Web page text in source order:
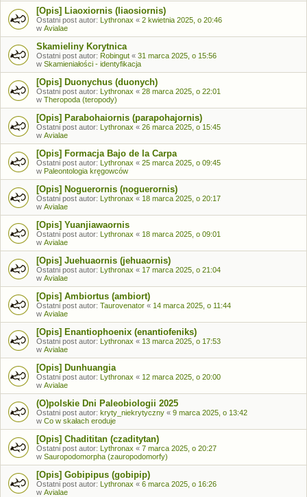
[Opis] Liaoxiornis (liaosiornis)
Ostatni post autor: Lythronax « 2 kwietnia 2025, o 20:46
w Avialae
Skamieliny Korytnica
Ostatni post autor: Robingut « 31 marca 2025, o 15:56
w Skamieniałości - identyfikacja
[Opis] Duonychus (duonych)
Ostatni post autor: Lythronax « 28 marca 2025, o 22:01
w Theropoda (teropody)
[Opis] Parabohaiornis (parapohajornis)
Ostatni post autor: Lythronax « 26 marca 2025, o 15:45
w Avialae
[Opis] Formacja Bajo de la Carpa
Ostatni post autor: Lythronax « 25 marca 2025, o 09:45
w Paleontologia kręgowców
[Opis] Noguerornis (noguerornis)
Ostatni post autor: Lythronax « 18 marca 2025, o 20:17
w Avialae
[Opis] Yuanjiawaornis
Ostatni post autor: Lythronax « 18 marca 2025, o 09:01
w Avialae
[Opis] Juehuaornis (jehuaornis)
Ostatni post autor: Lythronax « 17 marca 2025, o 21:04
w Avialae
[Opis] Ambiortus (ambiort)
Ostatni post autor: Taurovenator « 14 marca 2025, o 11:44
w Avialae
[Opis] Enantiophoenix (enantiofeniks)
Ostatni post autor: Lythronax « 13 marca 2025, o 17:53
w Avialae
[Opis] Dunhuangia
Ostatni post autor: Lythronax « 12 marca 2025, o 20:00
w Avialae
(O)polskie Dni Paleobiologii 2025
Ostatni post autor: kryty_niekrytyczny « 9 marca 2025, o 13:42
w Co w skałach eroduje
[Opis] Chadititan (czaditytan)
Ostatni post autor: Lythronax « 7 marca 2025, o 20:27
w Sauropodomorpha (zauropodomorfy)
[Opis] Gobipipus (gobipip)
Ostatni post autor: Lythronax « 6 marca 2025, o 16:26
w Avialae